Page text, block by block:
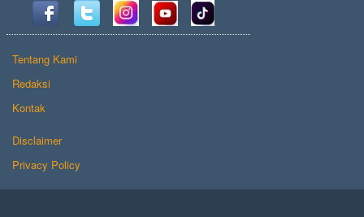
Tentang Kami
Redaksi
Kontak
Disclaimer
Privacy Policy